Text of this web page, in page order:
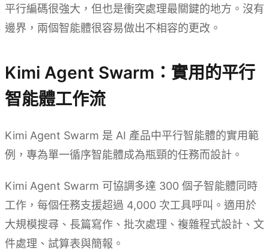
平行編碼很強大，但也是衝突處理最關鍵的地方。沒有
邊界，兩個智能體很容易做出不相容的更改。
Kimi Agent Swarm：實用的平行
智能體工作流
Kimi Agent Swarm 是 AI 產品中平行智能體的實用範
例，專為單一循序智能體成為瓶頸的任務而設計。
Kimi Agent Swarm 可協調多達 300 個子智能體同時
工作，每個任務支援超過 4,000 次工具呼叫。適用於
大規模搜尋、長篇寫作、批次處理、複雜程式設計、文
件處理、試算表與簡報。